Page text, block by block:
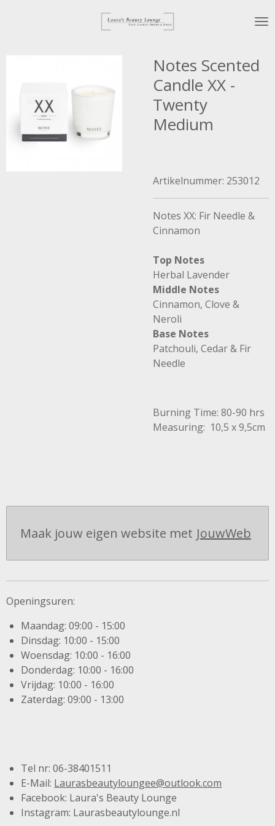
Notes Scented
Candle XX -
Twenty
Medium
Artikelnummer: 253012
Notes XX: Fir Needle &
Cinnamon
Top Notes
Herbal Lavender
Middle Notes
Cinnamon, Clove &
Neroli
Base Notes
Patchouli, Cedar & Fir
Needle
Burning Time: 80-90 hrs
Measuring: 10,5 x 9,5cm
Maak jouw eigen website met JouwWeb
Openingsuren:
Maandag: 09:00 - 15:00
Dinsdag: 10:00 - 15:00
Woensdag: 10:00 - 16:00
Donderdag: 10:00 - 16:00
Vrijdag: 10:00 - 16:00
Zaterdag: 09:00 - 13:00
Tel nr: 06-38401511
E-Mail: Laurasbeautyloungee@outlook.com
Facebook: Laura's Beauty Lounge
Instagram: Laurasbeautylounge.nl